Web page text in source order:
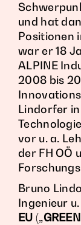
und hat
Positionen
war er 18
ALPINE
2008 bis
Lindorfer
vor u. a.
der FH OÖ
Bruno
Ingenieur
EU („